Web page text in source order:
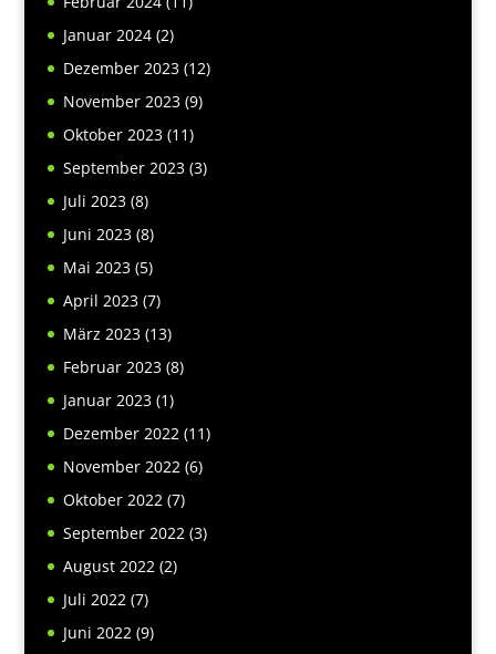
Januar 2024(2)
Dezember 2023(12)
November 2023(9)
Oktober 2023(11)
September 2023(3)
Juli 2023(8)
Juni 2023(8)
Mai 2023(5)
April 2023(7)
März 2023(13)
Februar 2023(8)
Januar 2023(1)
Dezember 2022(11)
November 2022(6)
Oktober 2022(7)
September 2022(3)
August 2022(2)
Juli 2022(7)
Juni 2022(9)